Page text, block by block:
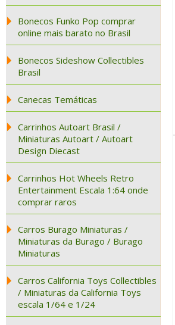
Bonecos Funko Pop comprar
online mais barato no Brasil
Bonecos Sideshow Collectibles
Brasil
Canecas Temáticas
Carrinhos Autoart Brasil /
Miniaturas Autoart / Autoart
Design Diecast
Carrinhos Hot Wheels Retro
Entertainment Escala 1:64 onde
comprar raros
Carros Burago Miniaturas /
Miniaturas da Burago / Burago
Miniaturas
Carros California Toys Collectibles
/ Miniaturas da California Toys
escala 1/64 e 1/24